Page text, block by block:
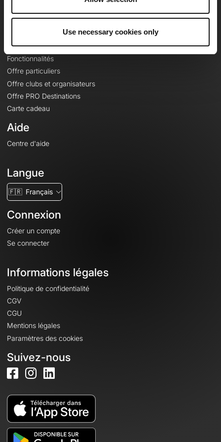
Use necessary cookies only
Le Mag'
Fonds de cartes topographiques
Fonctionnalités
Offre particuliers
Offre clubs et organisateurs
Offre PRO Destinations
Carte cadeau
Aide
Centre d'aide
Langue
🇫🇷 Français
Connexion
Créer un compte
Se connecter
Informations légales
Politique de confidentialité
CGV
CGU
Mentions légales
Paramètres des cookies
Suivez-nous